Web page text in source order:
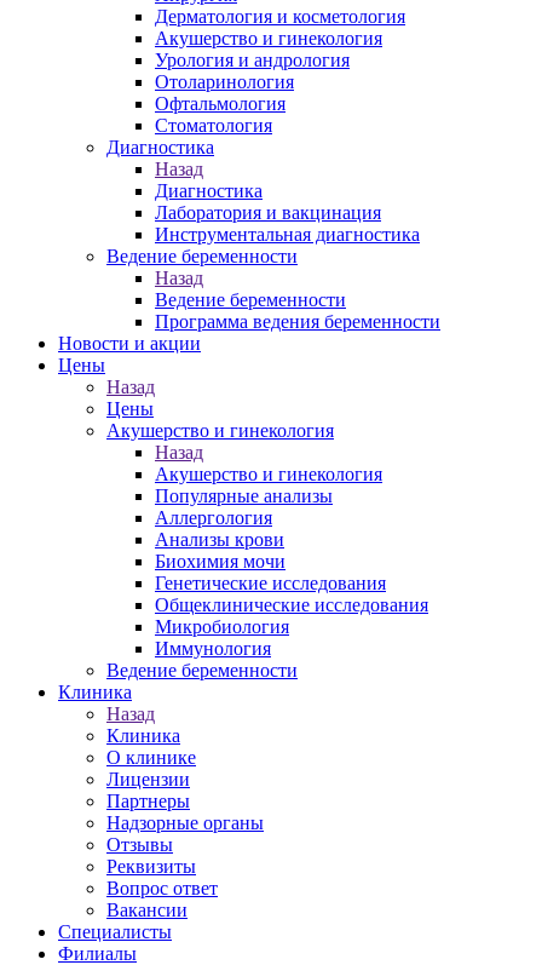
Дерматология и косметология
Акушерство и гинекология
Урология и андрология
Отоларинология
Офтальмология
Стоматология
Диагностика
Назад
Диагностика
Лаборатория и вакцинация
Инструментальная диагностика
Ведение беременности
Назад
Ведение беременности
Программа ведения беременности
Новости и акции
Цены
Назад
Цены
Акушерство и гинекология
Назад
Акушерство и гинекология
Популярные анализы
Аллергология
Анализы крови
Биохимия мочи
Генетические исследования
Общеклинические исследования
Микробиология
Иммунология
Ведение беременности
Клиника
Назад
Клиника
О клинике
Лицензии
Партнеры
Надзорные органы
Отзывы
Реквизиты
Вопрос ответ
Вакансии
Специалисты
Филиалы